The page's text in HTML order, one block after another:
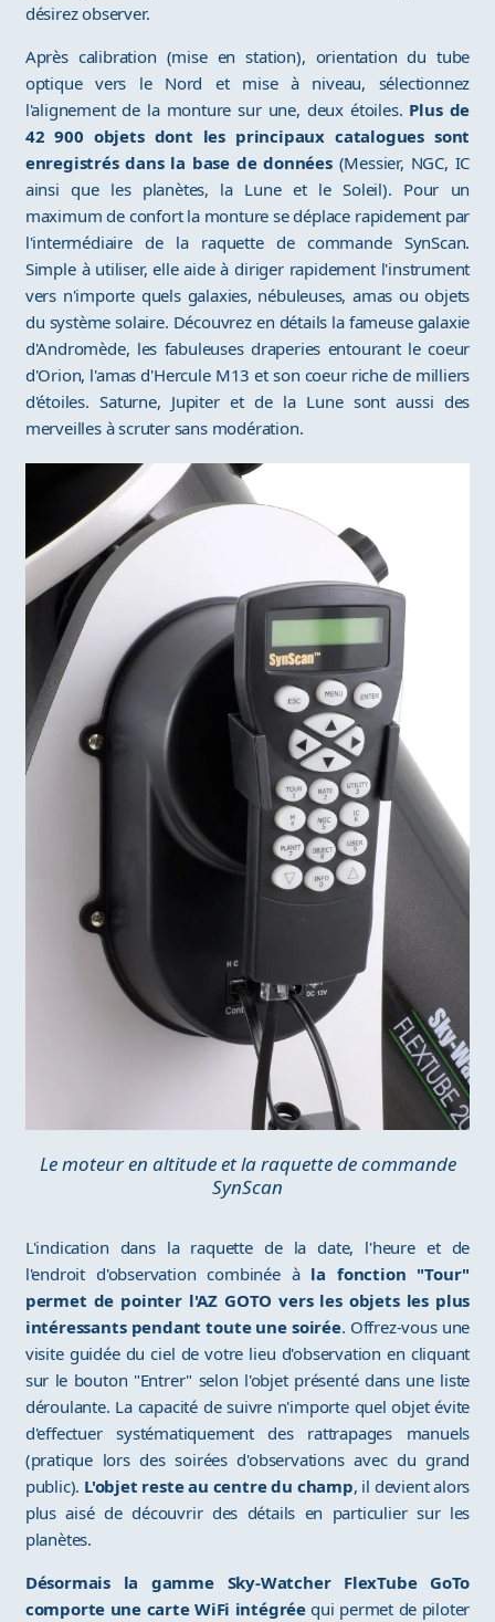
désirez observer.
Après calibration (mise en station), orientation du tube
optique vers le Nord et mise à niveau, sélectionnez
l'alignement de la monture sur une, deux étoiles. Plus de
42 900 objets dont les principaux catalogues sont
enregistrés dans la base de données(Messier, NGC, IC
ainsi que les planètes, la Lune et le Soleil). Pour un
maximum de confort la monture se déplace rapidement par
l'intermédiaire de la raquette de commande SynScan.
Simple à utiliser, elle aide à diriger rapidement l'instrument
vers n'importe quels galaxies, nébuleuses, amas ou objets
du système solaire. Découvrez en détails la fameuse galaxie
d'Andromède, les fabuleuses draperies entourant le coeur
d'Orion, l'amas d'Hercule M13 et son coeur riche de milliers
d'étoiles. Saturne, Jupiter et de la Lune sont aussi des
merveilles à scruter sans modération.
Le moteur en altitude et la raquette de commande
SynScan
L'indication dans la raquette de la date, l'heure et de
l'endroit d'observation combinée à la fonction "Tour"
permet de pointer l'AZ GOTO vers les objets les plus
intéressants pendant toute une soirée. Offrez-vous une
visite guidée du ciel de votre lieu d'observation en cliquant
sur le bouton "Entrer" selon l'objet présenté dans une liste
déroulante. La capacité de suivre n'importe quel objet évite
d'effectuer systématiquement des rattrapages manuels
(pratique lors des soirées d'observations avec du grand
public). L'objet reste au centre du champ, il devient alors
plus aisé de découvrir des détails en particulier sur les
planètes.
Désormais la gamme Sky-Watcher FlexTube GoTo
comporte une carte WiFi intégrée qui permet de piloter